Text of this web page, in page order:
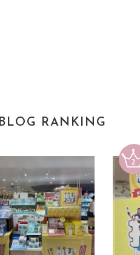
BLOG RANKING